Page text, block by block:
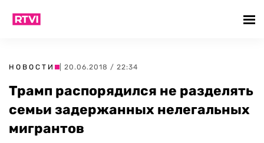
НОВОСТИ | 20.06.2018 / 22:34
Трамп распорядился не разделять
семьи задержанных нелегальных
мигрантов